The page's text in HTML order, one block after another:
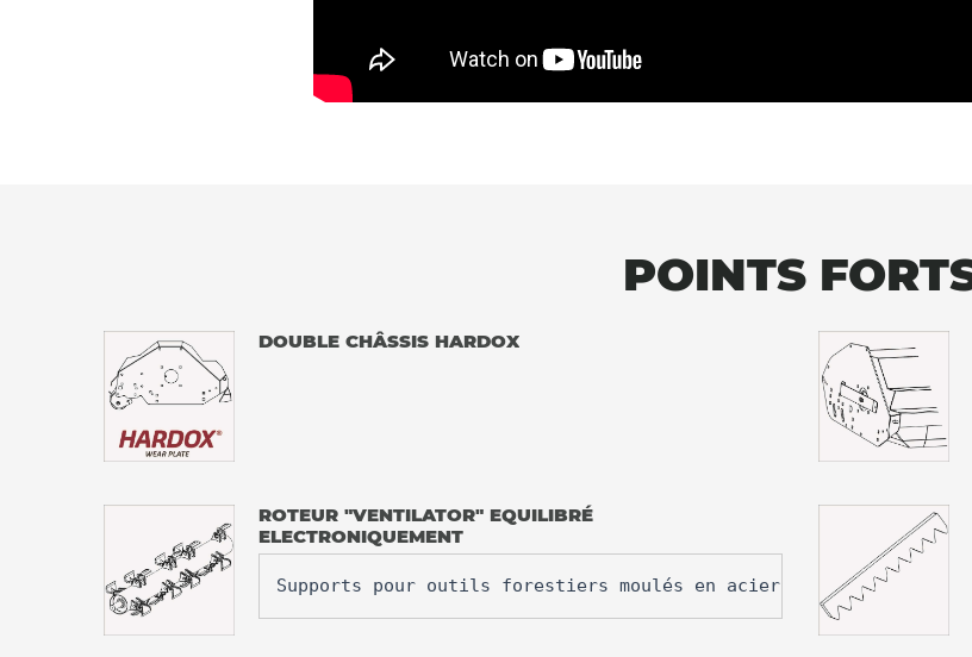
POINTS
DOUBLE CHÂSSIS HARDOX
ROTEUR "VENTILATOR" EQUILIBRÉ
ELECTRONIQUEMENT
Supports pour outils forestiers moulés en acier au bore